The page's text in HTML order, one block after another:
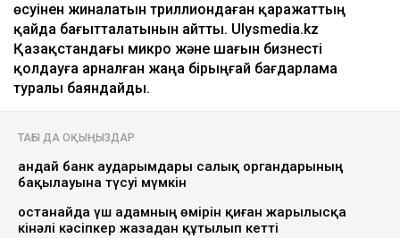
өсуінен жиналатын триллиондаған қаражаттың
қайда бағытталатынын айтты. Ulysmedia.kz
Қазақстандағы микро және шағын бизнесті
қолдауға арналған жаңа бірыңғай бағдарлама
туралы баяндайды.
ТАҒЫ ДА ОҚЫҢЫЗДАР
Қандай банк аударымдары салық органдарының
бақылауына түсуі мүмкін
Қостанайда үш адамның өмірін қиған жарылысқа
кінәлі кәсіпкер жазадан құтылып кетті